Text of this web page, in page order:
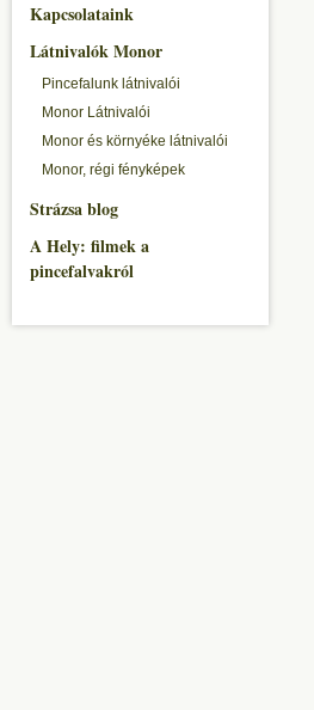
Kapcsolataink
Látnivalók Monor
Pincefalunk látnivalói
Monor Látnivalói
Monor és környéke látnivalói
Monor, régi fényképek
Strázsa blog
A Hely: filmek a
pincefalvakról